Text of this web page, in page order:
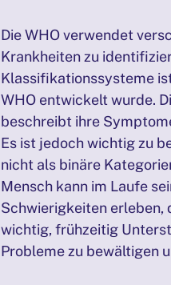
Die WHO verwendet
Krankheiten zu
Klassifikationssysteme
WHO entwickelt wurde.
beschreibt ihre
Es ist jedoch wichtig zu
nicht als binäre
Mensch kann im Laufe
Schwierigkeiten erleben,
wichtig, frühzeitig
Probleme zu bewältigen